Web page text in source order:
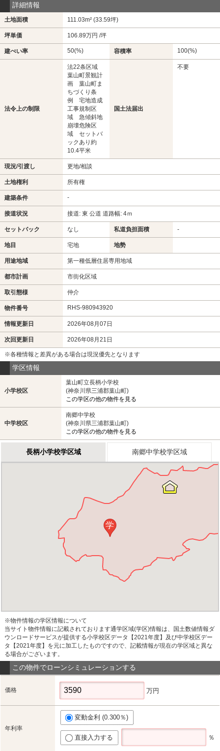
詳細情報
土地面積 111.03m² (33.59坪)
坪単価 106.89万円 /坪
建ぺい率 50(%) 容積率 100(%)
法令上の制限
法22条区域
葉山町景観計
画 葉山町ま
ちづくり条
例 宅地造成
工事規制区
域 急傾斜地
崩壊危険区
域 セットバ
ックあり約
10.4平米
国土法届出
不要
現況/引渡し 更地/相談
土地権利 所有権
建築条件 -
接道状況 接道: 東 公道 道路幅: 4ｍ
セットバック なし 私道負担面積 -
地目 宅地 地勢
用途地域 第一種低層住居専用地域
都市計画 市街化区域
取引態様 仲介
物件番号 RHS-980943920
情報更新日 2026年08月07日
次回更新日 2026年08月21日
※各種情報と差異がある場合は現況優先となります
学区情報
小学校区
葉山町立長柄小学校
(神奈川県三浦郡葉山町)
この学区の他の物件を見る
中学校区
南郷中学校
(神奈川県三浦郡葉山町)
この学区の他の物件を見る
長柄小学校学区域 南郷中学校学区域
学
※物件情報の学区情報について
当サイト物件情報に記載されております通学区域(学区)情報は、国土数値情報ダ
ウンロードサービスが提供する小学校区データ【2021年度】及び中学校区デー
タ【2021年度】を元に加工したものですので、記載情報が現在の学区域と異な
る場合がございます。
この物件でローンシミュレーションする
価格 万円
年利率
変動金利 (0.300％)
直接入力する ％